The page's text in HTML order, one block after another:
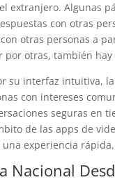
extranjero. Algunas
con otras
otras personas a
por otras, también
su interfaz intuitiva,
con intereses
seguras en
de las apps de
experiencia
Nacional